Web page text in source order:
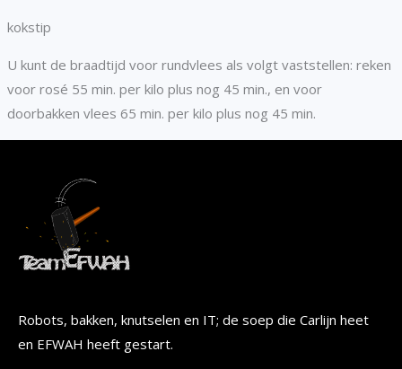
kokstip
U kunt de braadtijd voor rundvlees als volgt vaststellen: reken
voor rosé 55 min. per kilo plus nog 45 min., en voor
doorbakken vlees 65 min. per kilo plus nog 45 min.
Robots, bakken, knutselen en IT; de soep die Carlijn heet
en EFWAH heeft gestart.